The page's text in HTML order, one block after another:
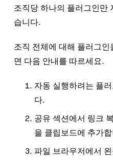
조직당 하나의 플러그인만
습니다.
조직 전체에 대해 플러그
면 다음 안내를 따르세요.
자동 실행하려는 플
다.
공유 섹션에서 링크
을 클립보드에 추가
파일 브라우저에서